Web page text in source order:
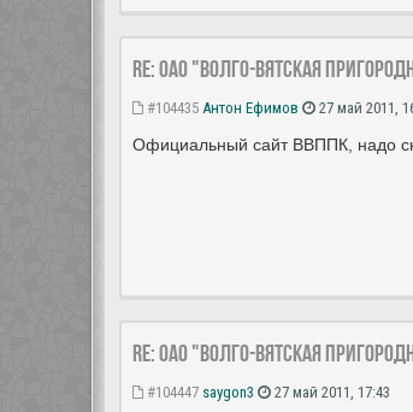
Re: ОАО "Волго-Вятская
#104435 Антон Ефимов 27 май 2011,
Официальный сайт ВВППК, надо
Re: ОАО "Волго-Вятская
#104447 saygon3 27 май 2011, 17:43